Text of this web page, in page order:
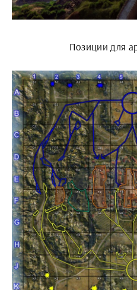
Позиции для